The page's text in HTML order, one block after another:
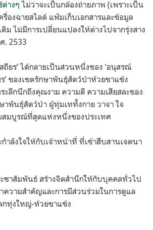
ต่างๆ ไม่ว่าจะเป็นกล้องถ่ายภาพ (เพราะเป็น
องฉายสไลด์ แฟ้มเก็บเอกสารและข้อมูล
ม ไม่มีการเปลี่ยนแปลงให้ต่างไปจากรุ่งสาง
. 2533
ถียร’ ได้กลายเป็นส่วนหนึ่งของ ‘อนุสรณ์
’ ของเขตรักษาพันธุ์สัตว์ป่าห้วยขาแข้ง
ะลึกนึกถึงคุณงาม ความดี ความเสียสละของ
พันธุ์สัตว์ป่า ผู้ทุ่มเททั้งกาย วาจา ใจ
มบูรณ์ที่สุดแห่งหนึ่งของประเทศ
ำลังใจให้กับเจ้าหน้าที่ ที่เข้าสืบสานเจตนา
ชาสัมพันธ์ สร้างจิตสำนึกให้กับบุคคลทั่วไป
วามสำคัญและการมีส่วนร่วมในการดูแล
กทุ่งใหญ่-ห้วยขาแข้ง